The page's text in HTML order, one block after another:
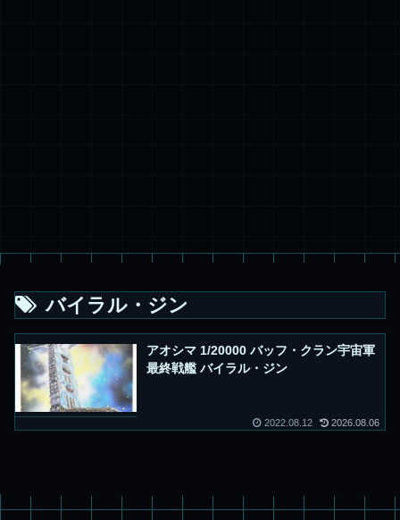
バイラル・ジン
アオシマ 1/20000 バッフ・クラン宇宙軍
最終戦艦 バイラル・ジン
2022.08.12 2026.08.06